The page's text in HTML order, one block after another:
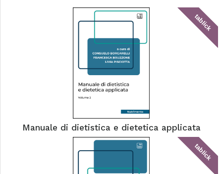
tablick
Manuale di dietistica e dietetica applicata
tablick